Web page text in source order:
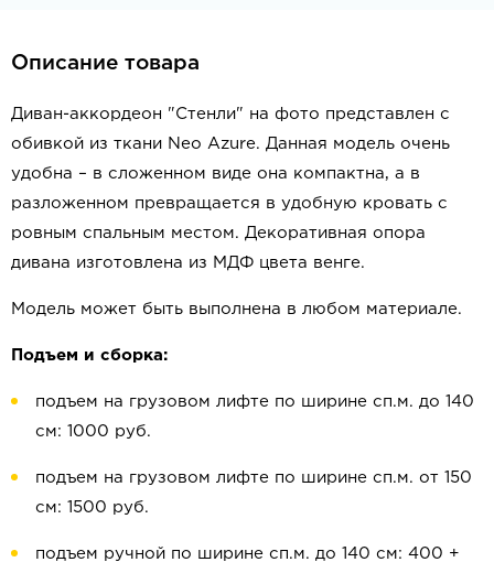
Описание товара
Диван-аккордеон "Стенли" на фото представлен с
обивкой из ткани Neo Azure. Данная модель очень
удобна – в сложенном виде она компактна, а в
разложенном превращается в удобную кровать с
ровным спальным местом. Декоративная опора
дивана изготовлена из МДФ цвета венге.
Модель может быть выполнена в любом материале.
Подъем и сборка:
подъем на грузовом лифте по ширине сп.м. до 140
см: 1000 руб.
подъем на грузовом лифте по ширине сп.м. от 150
см: 1500 руб.
подъем ручной по ширине сп.м. до 140 см: 400 +